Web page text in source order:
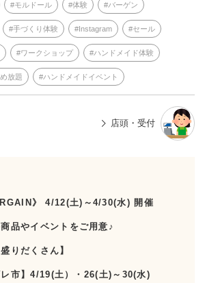
モルドール 体験 バーゲン
手づくり体験 Instagram セール
ワークショップ ハンドメイド体験
放題 ハンドメイドイベント
店頭・受付
》 4/12(土)～4/30(水) 開催
品やイベントをご用意♪
りだくさん】
市】4/19(土）・26(土)～30(水)